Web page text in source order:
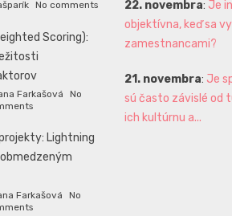
No comments
Scoring):
Farkašová
No
Lightning
Farkašová
No
22. novembra: Je
objektívna, keď sa
zamestnancami?
21. novembra: Je
sú často závislé od
ich kultúrnu a...